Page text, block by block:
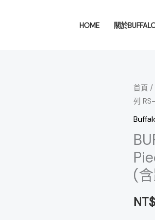
HOME 關於
首頁 /
列
(
NT$
系
RS-
5-
鎏